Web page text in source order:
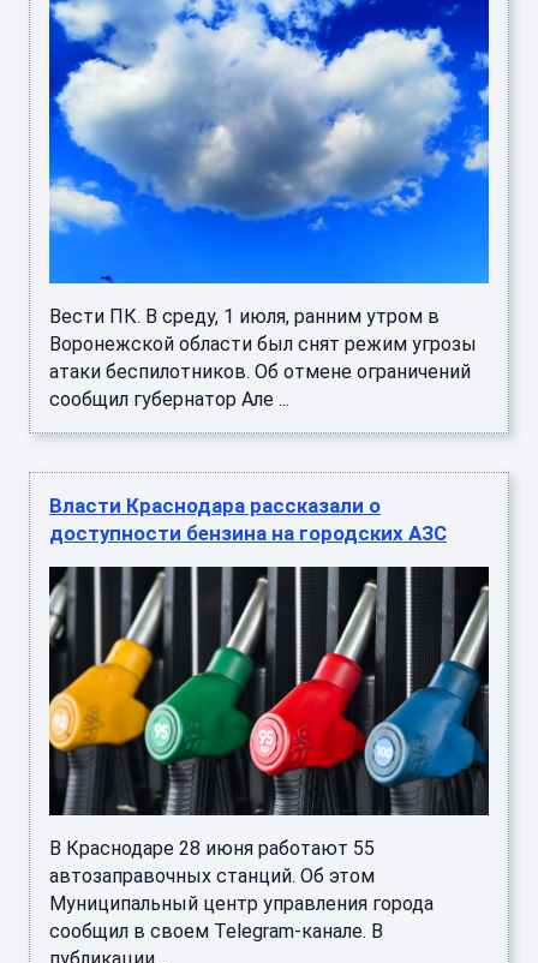
Вести ПК. В среду, 1 июля, ранним утром в
Воронежской области был снят режим угрозы
атаки беспилотников. Об отмене ограничений
сообщил губернатор Але ...
Власти Краснодара рассказали о
доступности бензина на городских АЗС
В Краснодаре 28 июня работают 55
автозаправочных станций. Об этом
Муниципальный центр управления города
сообщил в своем Telegram-канале. В